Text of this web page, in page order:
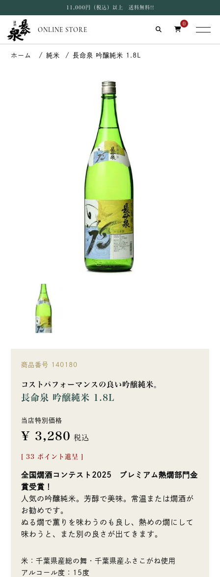
11,000円（税込）以上 送料無料!!
ONLINE STORE
0
純米 長命泉 吟醸純米 1.8L
商品番号 140180
コストパフォーマンスの良い吟醸純米。
長命泉 吟醸純米 1.8L
当店特別価格
¥ 3,280 税込
33 ポイント進呈 ]
全国燗酒コンテスト2025 プレミアム熱燗部門金
賞受賞！
人気の吟醸純米。芳醇で美味。常温または燗酒が
お勧めです。
ぬる燗で薫りを味わうのも良し、熱めの燗にして
味わうと、また別の良さが出てきます。
米：千葉県産総の舞・千葉県産ふさこがね使用
アルコール度：15度